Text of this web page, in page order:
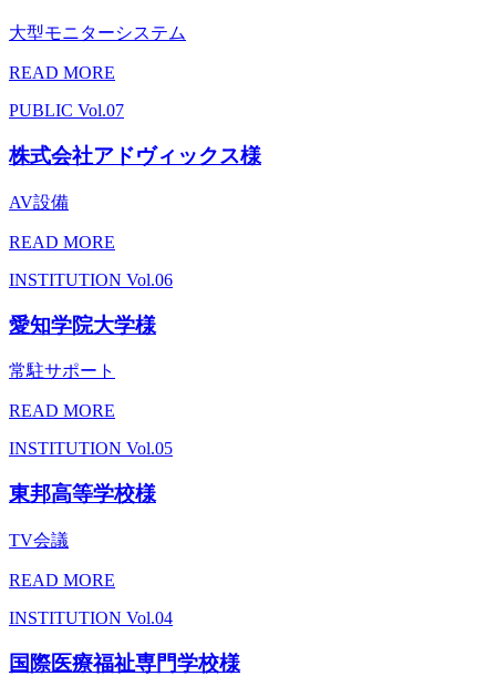
大型モニターシステム
READ MORE
PUBLIC Vol.07
株式会社アドヴィックス様
AV設備
READ MORE
INSTITUTION Vol.06
愛知学院大学様
常駐サポート
READ MORE
INSTITUTION Vol.05
東邦高等学校様
TV会議
READ MORE
INSTITUTION Vol.04
国際医療福祉専門学校様